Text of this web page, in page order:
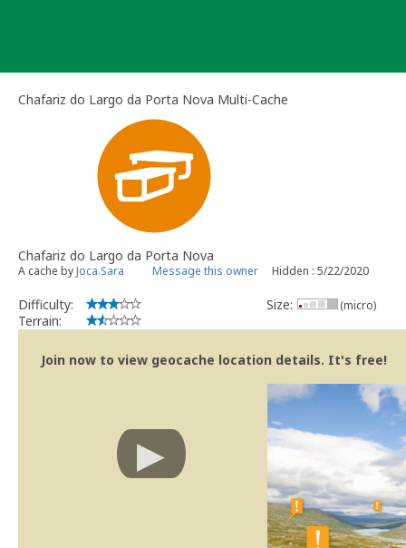
Chafariz do Largo da Porta Nova Multi-Cache
Chafariz do Largo da Porta Nova
A cache byJoca.Sara Message this owner Hidden : 5/22/2020
Difficulty:
Terrain:
Size: (micro)
Join now to view geocache location details. It's free!